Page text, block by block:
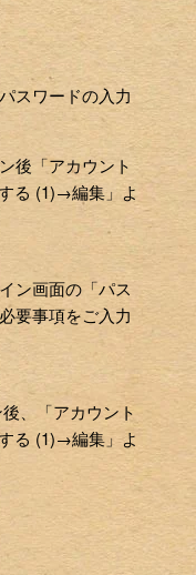
スワードの入力
後「アカウント
る (1)→編集」よ
ン画面の「パス
要事項をご入力
、「アカウント
る (1)→編集」よ